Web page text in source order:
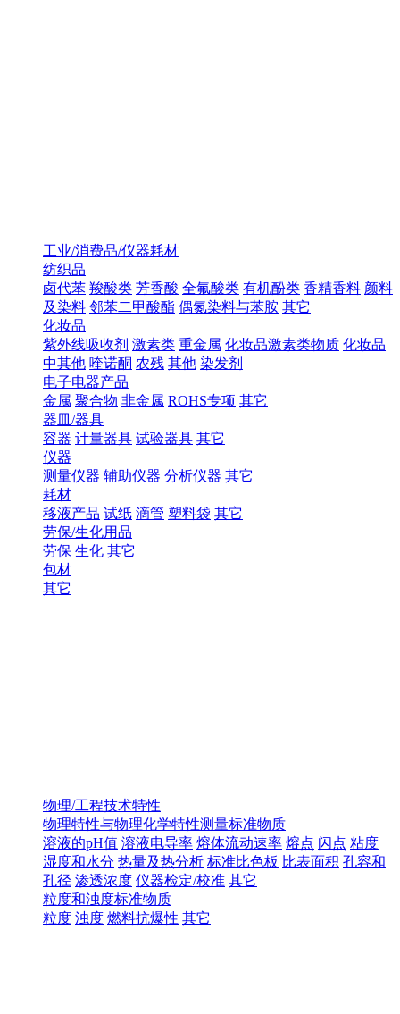
工业/消费品/仪器耗材
纺织品
卤代苯 羧酸类 芳香酸 全氟酸类 有机酚类 香精香料 颜料
及染料 邻苯二甲酸酯 偶氮染料与苯胺 其它
化妆品
紫外线吸收剂 激素类 重金属 化妆品激素类物质 化妆品
中其他 喹诺酮 农残 其他 染发剂
电子电器产品
金属 聚合物 非金属 ROHS专项 其它
器皿/器具
容器 计量器具 试验器具 其它
仪器
测量仪器 辅助仪器 分析仪器 其它
耗材
移液产品 试纸 滴管 塑料袋 其它
劳保/生化用品
劳保 生化 其它
包材
其它
物理/工程技术特性
物理特性与物理化学特性测量标准物质
溶液的pH值 溶液电导率 熔体流动速率 熔点 闪点 粘度
湿度和水分 热量及热分析 标准比色板 比表面积 孔容和
孔径 渗透浓度 仪器检定/校准 其它
粒度和浊度标准物质
粒度 浊度 燃料抗爆性 其它